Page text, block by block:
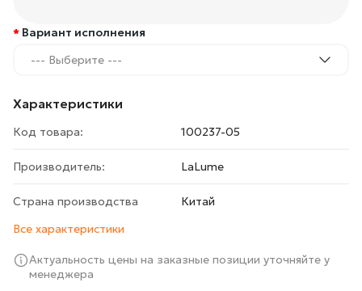
Вариант исполнения
--- Выберите ---
Характеристики
Код товара: 100237-05
Производитель: LaLume
Страна производства
Китай
Все характеристики
Актуальность цены на заказные позиции уточняйте у
менеджера